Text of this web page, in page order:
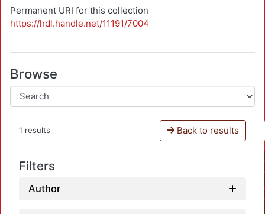
Permanent URI for this collection
https://hdl.handle.net/11191/7004
Browse
1 results Back to results
Filters
Author